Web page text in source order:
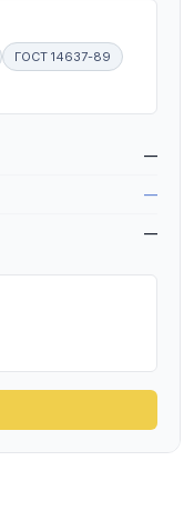
ГОСТ 14637-89
—
—
—